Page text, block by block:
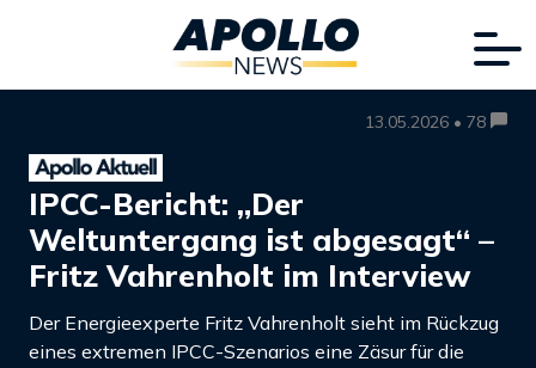
13.05.2026 • 78
IPCC-Bericht: „Der
Weltuntergang ist abgesagt“ –
Fritz Vahrenholt im Interview
Der Energieexperte Fritz Vahrenholt sieht im Rückzug
eines extremen IPCC-Szenarios eine Zäsur für die